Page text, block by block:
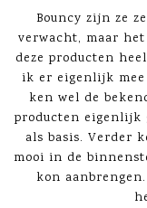
Bouncy zijn ze
verwacht, maar
deze producten
ik er eigenlijk mee
ken wel de
producten eigenlijk
als basis. Verder
mooi in de
kon